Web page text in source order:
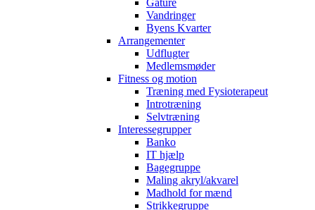
Gåture
Vandringer
Byens Kvarter
Arrangementer
Udflugter
Medlemsmøder
Fitness og motion
Træning med Fysioterapeut
Introtræning
Selvtræning
Interessegrupper
Banko
IT hjælp
Bagegruppe
Maling akryl/akvarel
Madhold for mænd
Strikkegruppe